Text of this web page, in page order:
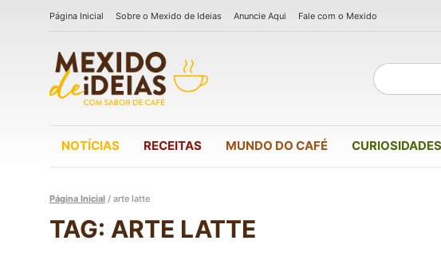
Página Inicial Sobre o Mexido de Ideias Anuncie Aqui Fale com o Mexido
NOTÍCIAS RECEITAS MUNDO DO CAFÉ CURIOSIDADES
Página Inicial / arte latte
TAG: ARTE LATTE